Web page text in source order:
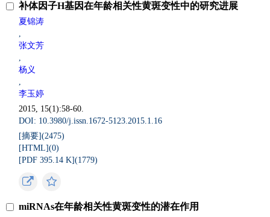
补体因子H基因在年龄相关性黄斑变性中的研究进展
夏锦涛
,
张文芳
,
杨义
,
李玉婷
2015, 15(1):58-60.
DOI: 10.3980/j.issn.1672-5123.2015.1.16
[摘要](2475)
[HTML](0)
[PDF 395.14 K](1779)
miRNAs在年龄相关性黄斑变性的潜在作用